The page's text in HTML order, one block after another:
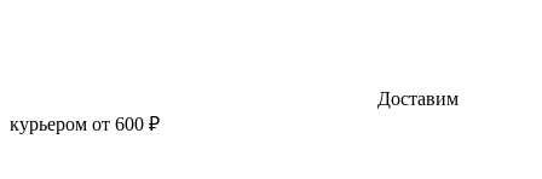
Доставим
курьером от 600 ₽